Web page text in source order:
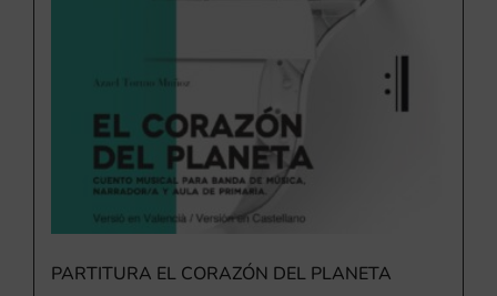
PARTITURA EL CORAZÓN DEL PLANETA